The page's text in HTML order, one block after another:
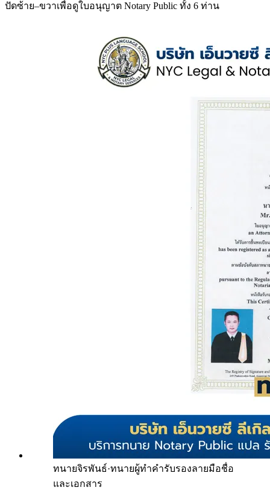
ปัดซ้าย–ขวาเพื่อดูใบอนุญาต Notary Public ทั้ง 6 ท่าน
ทนายจิรพันธ์·ทนายผู้ทำคำรับรองลายมือชื่อ
และเอกสาร